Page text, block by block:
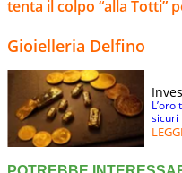
tenta il colpo “alla Totti”
Gioielleria Delfino
sicuri
LEGGI